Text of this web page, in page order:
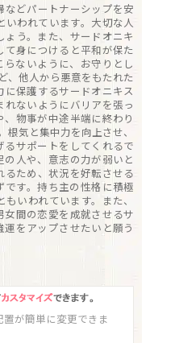
どパートナーシップを安
われています。大切な人
う。また、サードオニキ
身につけると平和が保た
ないように、お守りとし
、他人から悪意をもたれた
保護するサードオニキス
ないようにバリアを張っ
物事が中途半端に終わり
気と集中力を向上させ、
サポートをしてくれるで
人や、意志の力が弱いと
ため、状況を好転させる
す。持ち主の性格に積極
いわれています。また、
間の恋愛を成就させるサ
をアップさせたいと願う
が簡単に変更できま